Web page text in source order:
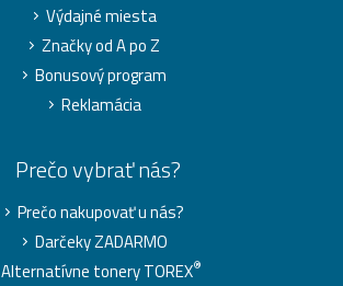
Výdajné miesta
Značky od A po Z
Bonusový program
Reklamácia
Prečo vybrať nás?
Prečo nakupovať u nás?
Darčeky ZADARMO
Alternatívne tonery TOREX®